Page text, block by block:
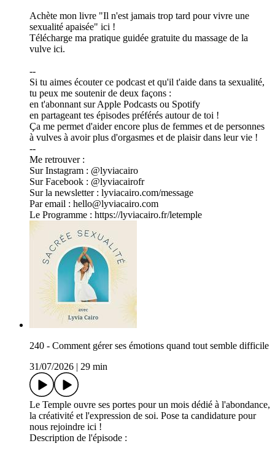
Achète mon livre "Il n'est jamais trop tard pour vivre une
sexualité apaisée" ici !
Télécharge ma pratique guidée gratuite du massage de la
vulve ici.
--
Si tu aimes écouter ce podcast et qu'il t'aide dans ta sexualité,
tu peux me soutenir de deux façons :
en t'abonnant sur Apple Podcasts ou Spotify
en partageant tes épisodes préférés autour de toi !
Ça me permet d'aider encore plus de femmes et de personnes
à vulves à avoir plus d'orgasmes et de plaisir dans leur vie !
--
Me retrouver :
Sur Instagram : @lyviacairo
Sur Facebook : @lyviacairofr
Sur la newsletter : lyviacairo.com/message
Par email : hello@lyviacairo.com
Le Programme : https://lyviacairo.fr/letemple
240 - Comment gérer ses émotions quand tout semble difficile
31/07/2026
29 min
Le Temple ouvre ses portes pour un mois dédié à l'abondance,
la créativité et l'expression de soi. Pose ta candidature pour
nous rejoindre ici !
Description de l'épisode :